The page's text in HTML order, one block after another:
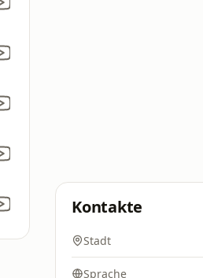
Kontakte
Stadt
Sprache